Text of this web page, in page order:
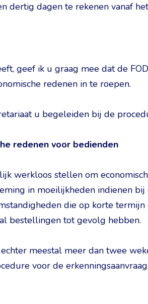
dertig dagen te rekenen vanaf
geef ik u graag mee dat de
redenen in te roepen.
u begeleiden bij de
redenen voor bedienden
werkloos stellen om
in moeilijkheden indienen
die op korte
bestellingen tot gevolg hebben.
meestal meer dan twee
voor de